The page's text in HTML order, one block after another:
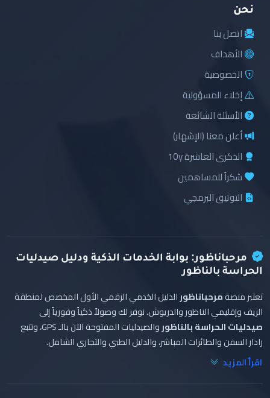
نحن
اتصل بنا
الأهداف
الخصوصية
إخلاء المسؤولية
الأسئلة الشائعة
أعلن معنا (الإشهار)
الذكرى العاشرة 10y
شكراً للمساهمين
التوثيق البرمجي
مرحباناظور: بوابة الخدمات الذكية ودليل صيدليات
الحراسة بالناظور
تعتبر منصةمرحباناظورالدليل الخدمي الرقمي الأول المخصص لمنطقة
الريف وإقليمي الناظور والدريوش. نوفر لك وصولاً ذكياً وفورياً إلى
صيدليات الحراسة بالناظور
والصيدليات المفتوحة الآن بالـ GPS، وتتبع
رادار السفن والطائرات المباشر، والدليل الطبي والتجاري الشامل.
اقرأ المزيد